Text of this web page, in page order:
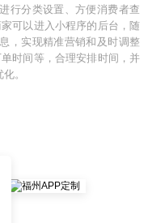
行分类设置、方便消费者查
可以进入小程序的后台，随
，实现精准营销和及时调整
时间等，合理安排时间，并
。